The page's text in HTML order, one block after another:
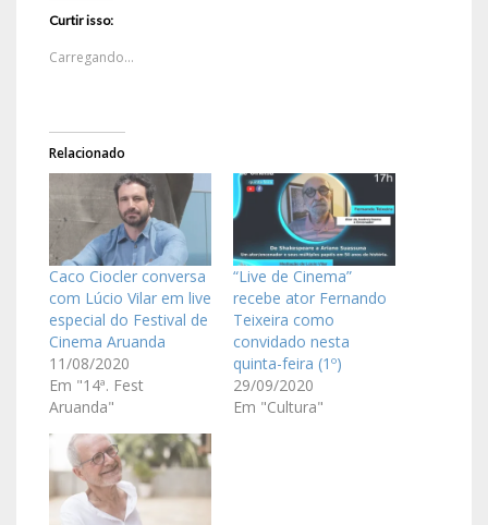
Curtir isso:
Carregando...
Relacionado
Caco Ciocler conversa
com Lúcio Vilar em live
especial do Festival de
Cinema Aruanda
11/08/2020
Em "14ª. Fest
Aruanda"
“Live de Cinema”
recebe ator Fernando
Teixeira como
convidado nesta
quinta-feira (1º)
29/09/2020
Em "Cultura"